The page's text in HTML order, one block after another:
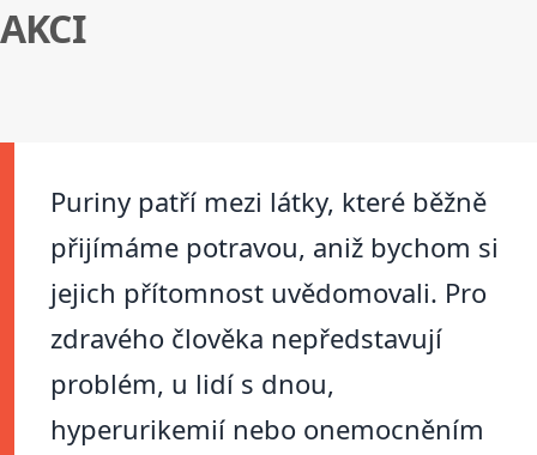
AKCI
Puriny patří mezi látky, které běžně
přijímáme potravou, aniž bychom si
jejich přítomnost uvědomovali. Pro
zdravého člověka nepředstavují
problém, u lidí s dnou,
hyperurikemií nebo onemocněním